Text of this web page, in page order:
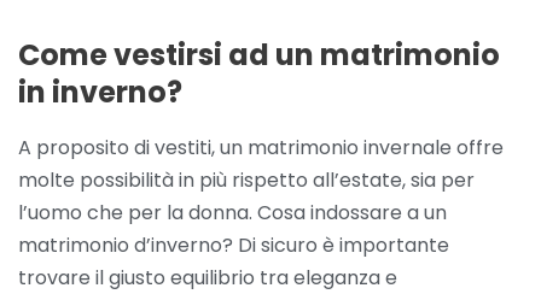
Come vestirsi ad un matrimonio
in inverno?
A proposito di vestiti, un matrimonio invernale offre
molte possibilità in più rispetto all’estate, sia per
l’uomo che per la donna. Cosa indossare a un
matrimonio d’inverno? Di sicuro è importante
trovare il giusto equilibrio tra eleganza e